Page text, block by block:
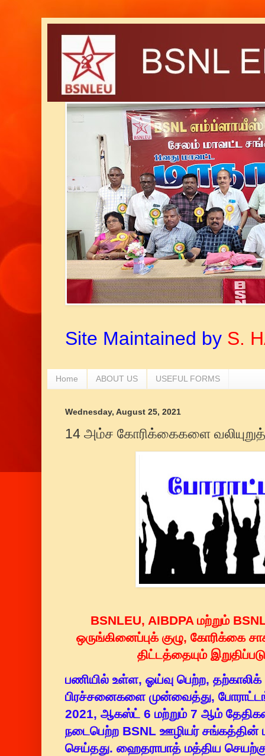
Site Maintained by S.
Home ABOUT US USEFUL FORMS
Wednesday, August 25, 2021
14 அம்ச கோரிக்கைகளை
BSNLEU, AIBDPA மற்றும்
ஒருங்கினைப்புக் குழு, கோரிக்கை
திட்டத்தையும்
பணியில் உள்ள, ஓய்வு பெற்ற,
பிரச்சனைகளை முன்வைத்து,
2021, ஆகஸ்ட் 6 மற்றும் 7 ஆம்
நடைபெற்ற BSNL ஊழியர் சங்கத்தின்
செய்தது. ஹைதராபாத் மத்திய